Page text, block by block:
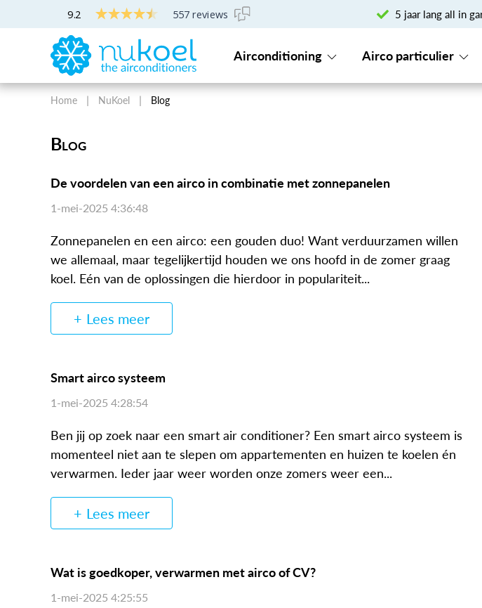
9.2 557 reviews
Gratis professioneel airco-advies 5 jaar lang all in
Airconditioning Airco particulier
Home NuKoel Blog
Blog
De voordelen van een airco in combinatie met zonnepanelen
1-mei-2025 4:36:48
Zonnepanelen en een airco: een gouden duo! Want verduurzamen willen
we allemaal, maar tegelijkertijd houden we ons hoofd in de zomer graag
koel. Eén van de oplossingen die hierdoor in populariteit...
Lees meer
Smart airco systeem
1-mei-2025 4:28:54
Ben jij op zoek naar een smart air conditioner? Een smart airco systeem is
momenteel niet aan te slepen om appartementen en huizen te koelen én
verwarmen. Ieder jaar weer worden onze zomers weer een...
Lees meer
Wat is goedkoper, verwarmen met airco of CV?
1-mei-2025 4:25:55